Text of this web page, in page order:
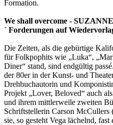
Formation.
We shall overcome -
´ Forderungen auf
Die Zeiten, als die gebürtige
für Folkpophits wie „Luka“,
Diner“ stand, sind endgültig
der 80er in der Kunst- und
Drehbuchautorin und
Projekt „Lover, Beloved“ auch
und ihrem mittlerweile zweiten
Schriftstellerin Carson McCullers
sie, so gesteht Vega lächelnd, fast